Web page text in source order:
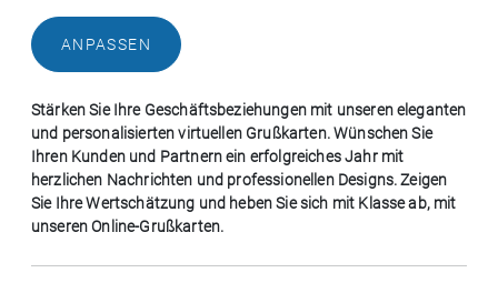
Kommunion
Trauer
Geburtstag
ANPASSEN
Stärken Sie Ihre Geschäftsbeziehungen mit unseren eleganten
und personalisierten virtuellen Grußkarten. Wünschen Sie
Ihren Kunden und Partnern ein erfolgreiches Jahr mit
herzlichen Nachrichten und professionellen Designs. Zeigen
Sie Ihre Wertschätzung und heben Sie sich mit Klasse ab, mit
unseren Online-Grußkarten.